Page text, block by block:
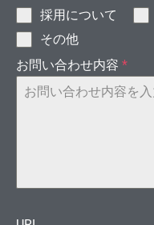
採用について
その他
お問い合わせ内容 *